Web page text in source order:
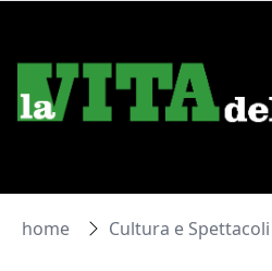
home Cultura e Spettacoli